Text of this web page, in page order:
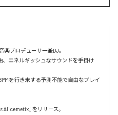
楽プロデューサー兼DJ。
、エネルギッシュなサウンドを手掛け
を行き来する予測不能で自由なプレイ
Alicemetix』をリリース。